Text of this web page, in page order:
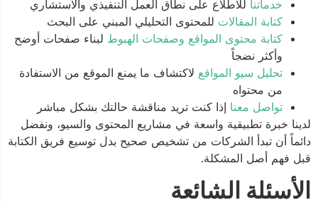
خدماتناللاطلاع على نطاق العمل التنفيذي والاستشاري
كتابة المقالاتللمحتوى التحليلي المبني على البحث
كتابة محتوى المواقع وصفحات الهبوطلبناء صفحات أوضح
وأكثر نضجاً
تحليل سيو المواقعلاكتشاف ما يمنع الموقع من الاستفادة
من محتواه
تواصل معناإذا كنت تريد مناقشة حالتك بشكل مباشر
لدينا خبرة تطبيقية واسعة في مشاريع المحتوى والسيو، ونفضل
دائماً أن تبدأ الشركات من تشخيص صحيح بدل توسيع فريق الكتابة
قبل فهم أصل المشكلة.
الأسئلة الشائعة